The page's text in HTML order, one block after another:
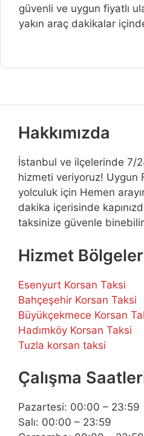
güvenli ve uygun fiyatlı
yakın araç dakikalar
Hakkımızda
İstanbul ve ilçelerinde 7/
hizmeti veriyoruz! Uygun
yolculuk için Hemen
dakika içerisinde
taksinize güvenle
Hizmet
Esenyurt Korsan Taksi
Bahçeşehir Korsan Taksi
Büyükçekmece Korsan
Hadımköy Korsan Taksi
Tuzla korsan taksi
Çalışma
Pazartesi: 00:00 – 23:59
Salı: 00:00 – 23:59